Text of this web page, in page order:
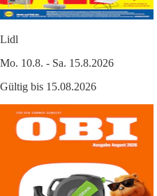
Lidl
Mo. 10.8. - Sa. 15.8.2026
Gültig bis 15.08.2026